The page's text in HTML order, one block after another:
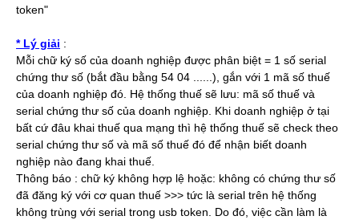
token"
* Lý giải :
Mỗi chữ ký số của doanh nghiệp được phân biệt = 1 số serial
chứng thư số (bắt đầu bằng 54 04 ......), gắn với 1 mã số thuế
của doanh nghiệp đó. Hệ thống thuế sẽ lưu: mã số thuế và
serial chứng thư số của doanh nghiệp. Khi doanh nghiệp ở tại
bất cứ đâu khai thuế qua mạng thì hệ thống thuế sẽ check theo
serial chứng thư số và mã số thuế đó để nhận biết doanh
nghiệp nào đang khai thuế.
Thông báo : chữ ký không hợp lệ hoặc: không có chứng thư số
đã đăng ký với cơ quan thuế >>> tức là serial trên hệ thống
không trùng với serial trong usb token. Do đó, việc cần làm là